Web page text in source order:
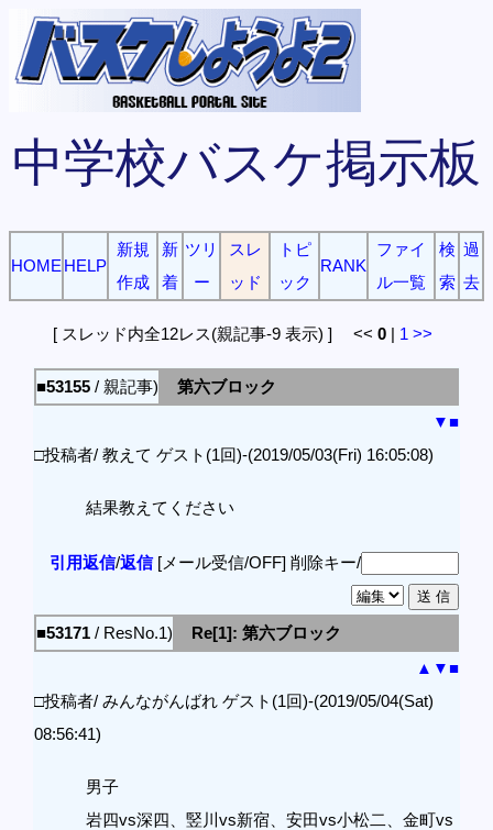
中学校バスケ掲示板
HOME HELP
新規
作成
新
着
ツリ
ー
スレ
ッド
トピ
ック
RANK
ファイ
ル一覧
検
索
過
去
[ スレッド内全12レス(親記事-9 表示) ] << 0 | 1 >>
■53155 / 親記事)
第六ブロック
▼■
□投稿者/ 教えて ゲスト(1回)-(2019/05/03(Fri) 16:05:08)
結果教えてください
引用返信/返信[メール受信/OFF] 削除キー/
■53171 / ResNo.1)
Re[1]: 第六ブロック
▲ ▼■
□投稿者/ みんながんばれ ゲスト(1回)-(2019/05/04(Sat)
08:56:41)
男子
岩四vs深四、竪川vs新宿、安田vs小松二、金町vs